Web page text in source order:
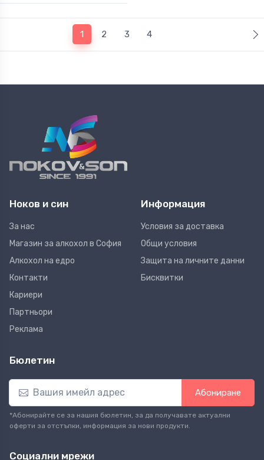
1(current)
2 3 4
Ноков и син
За нас
Магазин за алкохол в София
Алкохол на едро
Контакти
Кариери
Партньори
Реклама
Информация
Условия за доставка
Общи условия
Защита на личните данни
Бисквитки
Бюлетин
Абониране
*Абонирайте се за нашия бюлетин, за да получавате актуални
оферти за отстъпки, информация за нови продукти.
Социални мрежи